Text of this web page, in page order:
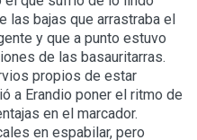
las bajas que arrastraba el
y que a punto estuvo
de las basauritarras.
propios de estar
a Erandio poner el ritmo de
en el marcador.
en espabilar, pero